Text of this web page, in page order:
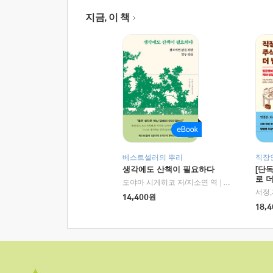
지금, 이 책
베스트셀러의 뿌리
생각에도 산책이 필요하다
도야마 시게히코 저/지소연 역
알에이치코리
14,400원
직장
[단
로